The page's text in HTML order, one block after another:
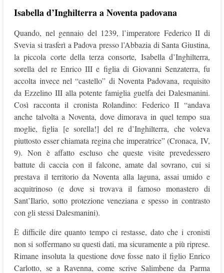
Isabella d’Inghilterra a Noventa padovana
Quando, nel gennaio del 1239, l’imperatore Federico II di
Svevia si trasferì a Padova presso l’Abbazia di Santa Giustina,
la piccola corte della terza consorte, Isabella d’Inghilterra,
sorella del re Enrico III e figlia di Giovanni Senzaterra, fu
accolta invece nel “castello” di Noventa Padovana, requisito
da Ezzelino III alla potente famiglia guelfa dei Dalesmanini.
Così racconta il cronista Rolandino: Federico II “andava
anche talvolta a Noventa, dove dimorava in quel tempo sua
moglie, figlia [e sorella!] del re d’Inghilterra, che voleva
piuttosto esser chiamata regina che imperatrice” (Cronaca, IV,
9). Non è affatto escluso che queste visite prevedessero
battute di caccia con il falcone, amate dal sovrano, cui si
prestava il territorio da Noventa alla laguna, assai umido e
acquitrinoso (e dove si trovava il famoso monastero di
Sant’Ilario, sotto protezione veneziana e spesso in contrasto
con gli stessi Dalesmanini).
È difficile dire quanto tempo ci restasse, dato che i cronisti
non si soffermano su questi dati, ma sicuramente a più riprese.
Rimane insoluta la questione dove fosse nato il figlio Enrico
Carlotto, se a Ravenna, come scrive Salimbene da Parma